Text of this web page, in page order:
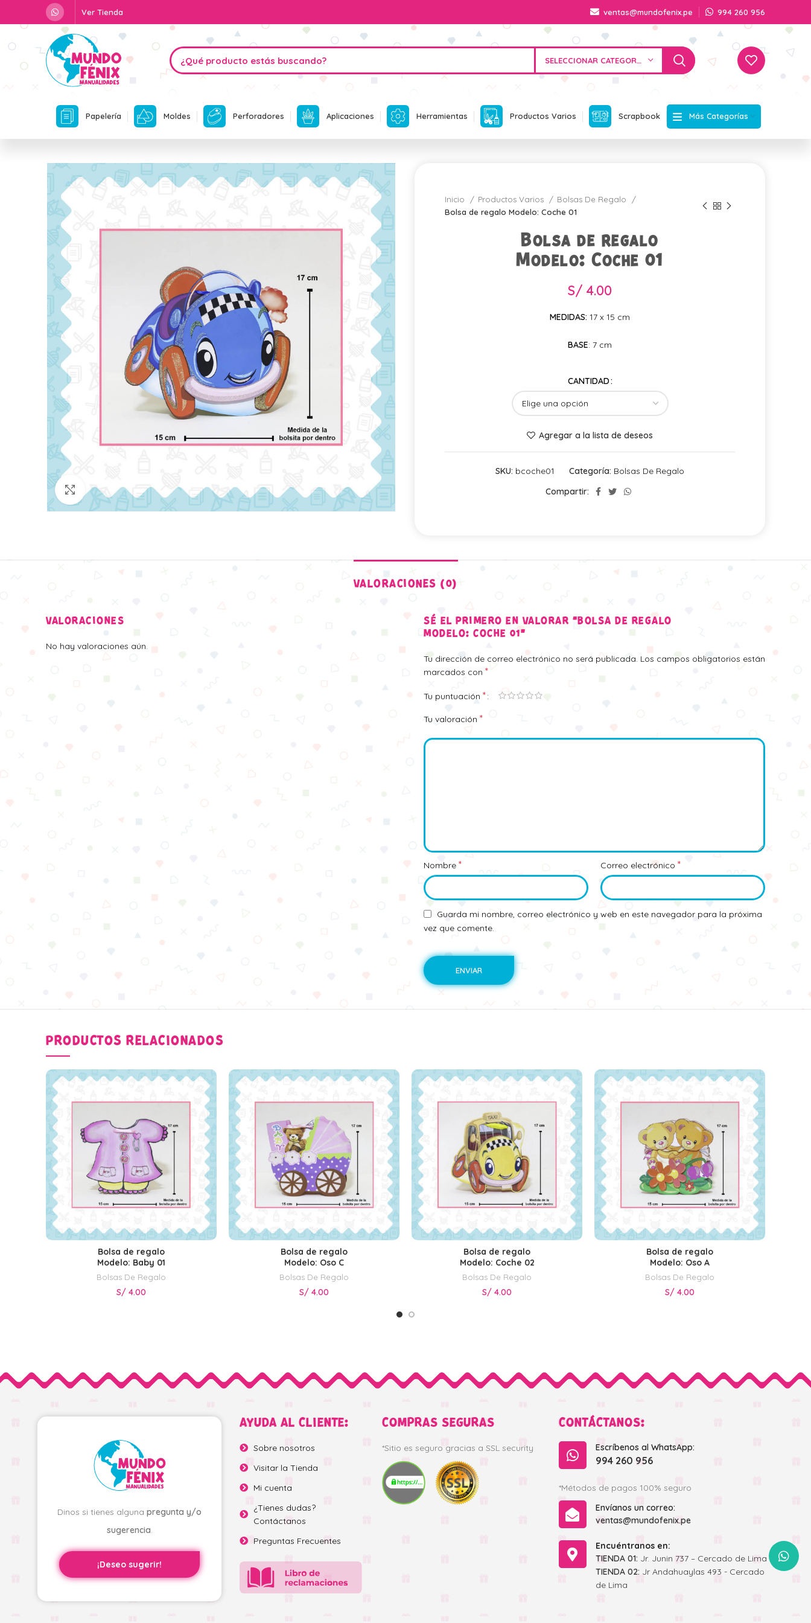
Ver Tienda ventas@mundofenix.pe 994 260 956
SELECCIONAR CATEGORÍA
Papelería Moldes Perforadores Aplicaciones Herramientas Productos Varios Scrapbook Más Categorías
Click para agrandar
Inicio Productos Varios
Bolsas De Regalo
Bolsa de regalo Modelo: Coche 01
Bolsa de regalo
Modelo: Coche 01
S/ 4.00
MEDIDAS: 17 x 15 cm
BASE: 7 cm
CANTIDAD
Agregar a la lista de deseos
SKU: bcoche01 Categoría: Bolsas De Regalo
Compartir:
VALORACIONES (0)
VALORACIONES
No hay valoraciones aún.
SÉ EL PRIMERO EN VALORAR “BOLSA DE REGALO
MODELO: COCHE 01”
Tu dirección de correo electrónico no será publicada. Los campos obligatorios están
marcados con *
Tu puntuación *
Tu valoración *
Nombre * Correo electrónico *
Guarda mi nombre, correo electrónico y web en este navegador para la próxima
vez que comente.
PRODUCTOS RELACIONADOS
SELECCIONAR OPCIONES
Bolsa de regalo
Modelo: Baby 01
Bolsas De Regalo
S/ 4.00
SELECCIONAR OPCIONES
Bolsa de regalo
Modelo: Oso C
Bolsas De Regalo
S/ 4.00
SELECCIONAR OPCIONES
Bolsa de regalo
Modelo: Coche 02
Bolsas De Regalo
S/ 4.00
SELECCIONAR OPCIONES
Bolsa de regalo
Modelo: Oso A
Bolsas De Regalo
S/ 4.00
Dinos si tienes alguna pregunta y/o
sugerencia.
¡Deseo sugerir!
AYUDA AL CLIENTE:
Sobre nosotros
Visitar la Tienda
Mi cuenta
¿Tienes dudas?
Contáctanos
Preguntas Frecuentes
COMPRAS SEGURAS
*Sitio es seguro gracias a SSL security
CONTÁCTANOS:
Escríbenos al WhatsApp:
994 260 956
*Métodos de pagos 100% seguro
Envíanos un correo:
ventas@mundofenix.pe
Encuéntranos en:
TIENDA 01: Jr. Junin 737 – Cercado de Lima
TIENDA 02: Jr Andahuaylas 493 - Cercado
de Lima
WhatsApp